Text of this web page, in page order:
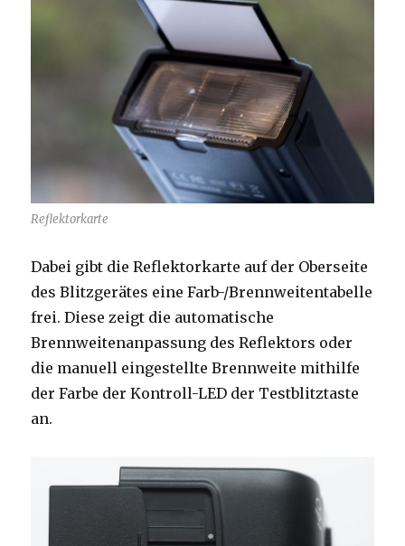
Reflektorkarte
Dabei gibt die Reflektorkarte auf der Oberseite
des Blitzgerätes eine Farb-/Brennweitentabelle
frei. Diese zeigt die automatische
Brennweitenanpassung des Reflektors oder
die manuell eingestellte Brennweite mithilfe
der Farbe der Kontroll-LED der Testblitztaste
an.